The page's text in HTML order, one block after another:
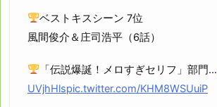
ベストキスシーン 7位
風間俊介＆庄司浩平（6話）
「伝説爆誕！メロすぎセリフ」部門…
UVjhHlspic.twitter.com/KHM8WSUuiP